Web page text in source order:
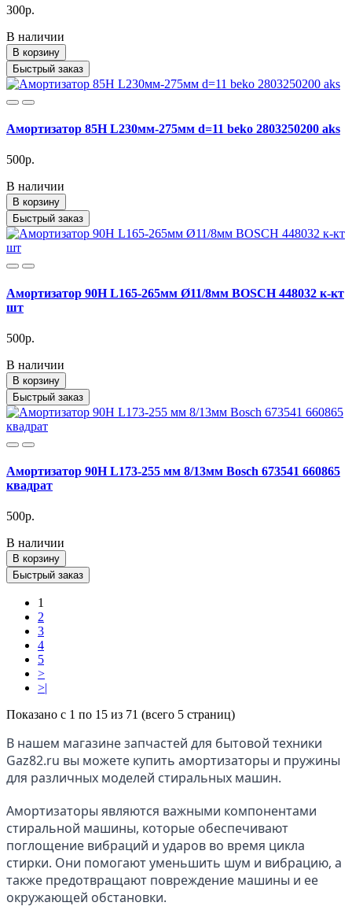
300р.
В наличии
В корзину
Быстрый заказ
Амортизатор 85H L230мм-275мм d=11 beko 2803250200 aks
500р.
В наличии
В корзину
Быстрый заказ
Амортизатор 90H L165-265мм Ø11/8мм BOSCH 448032 к-кт
шт
500р.
В наличии
В корзину
Быстрый заказ
Амортизатор 90H L173-255 мм 8/13мм Bosch 673541 660865
квадрат
500р.
В наличии
В корзину
Быстрый заказ
1
2
3
4
5
>
>|
Показано с 1 по 15 из 71 (всего 5 страниц)
В нашем магазине запчастей для бытовой техники
Gaz82.ru вы можете купить амортизаторы и пружины
для различных моделей стиральных машин.
Амортизаторы являются важными компонентами
стиральной машины, которые обеспечивают
поглощение вибраций и ударов во время цикла
стирки. Они помогают уменьшить шум и вибрацию, а
также предотвращают повреждение машины и ее
окружающей обстановки.